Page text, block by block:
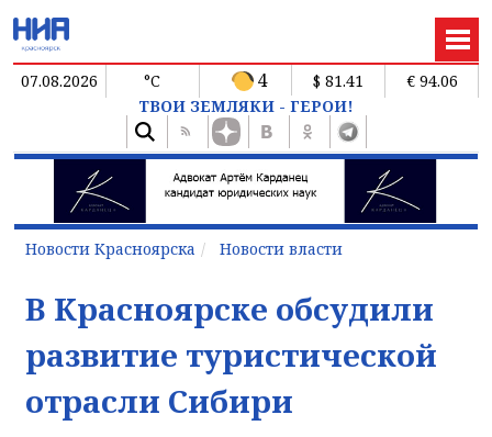
07.08.2026 °C 4 $ 81.41
€ 94.06
ТВОИ ЗЕМЛЯКИ - ГЕРОИ!
Новости Красноярска Новости власти
В Красноярске обсудили
развитие туристической
отрасли Сибири